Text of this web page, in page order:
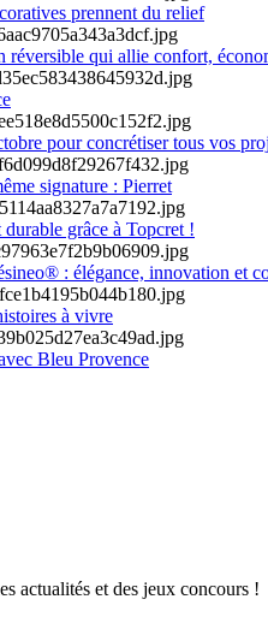
prennent du relief
réversible qui allie confort,
pour concrétiser tous vos
signature : Pierret
grâce à Topcret !
: élégance, innovation et
à vivre
Bleu Provence
actualités et des jeux concours !